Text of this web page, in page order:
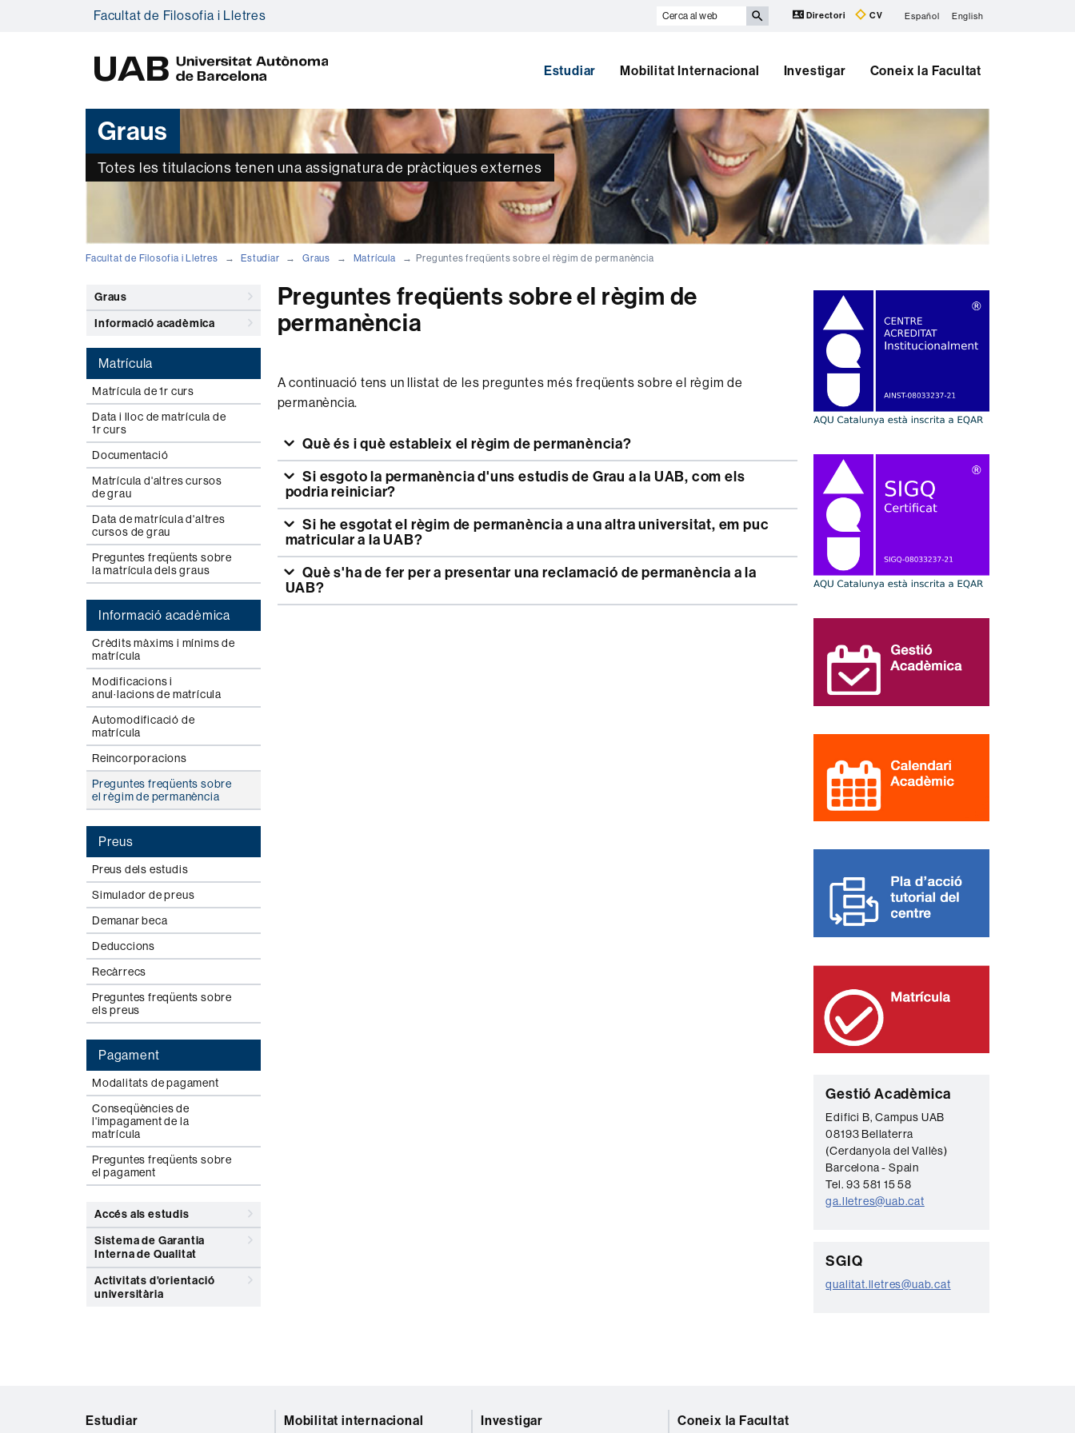
Facultat de Filosofia i Lletres
Cerca
Directori CV Español English
B
Estudiar Mobilitat Internacional Investigar Coneix la Facultat
Graus
Totes les titulacions tenen una assignatura de pràctiques externes
Facultat de Filosofia i Lletres Estudiar Graus Matrícula Preguntes freqüents sobre el règim de permanència
Graus
Informació acadèmica
Matrícula
Matrícula de 1r curs
Data i lloc de matrícula de
1r curs
Documentació
Matrícula d'altres cursos
de grau
Data de matrícula d'altres
cursos de grau
Preguntes freqüents sobre
la matrícula dels graus
Informació acadèmica
Crèdits màxims i mínims de
matrícula
Modificacions i
anul·lacions de matrícula
Automodificació de
matrícula
Reincorporacions
Preguntes freqüents sobre
el règim de permanència
Preus
Preus dels estudis
Simulador de preus
Demanar beca
Deduccions
Recàrrecs
Preguntes freqüents sobre
els preus
Pagament
Modalitats de pagament
Conseqüències de
l'impagament de la
matrícula
Preguntes freqüents sobre
el pagament
Accés als estudis
Sistema de Garantia
Interna de Qualitat
Activitats d'orientació
universitària
Preguntes freqüents sobre el règim de
permanència
A continuació tens un llistat de les preguntes més freqüents sobre el règim de
permanència.
Què és i què estableix el règim de permanència?
Si esgoto la permanència d'uns estudis de Grau a la UAB, com els
podria reiniciar?
Si he esgotat el règim de permanència a una altra universitat, em puc
matricular a la UAB?
Què s'ha de fer per a presentar una reclamació de permanència a la
UAB?
Informació
complementària
C
o
n
t
a
c
e
Gestió Acadèmica
Edifici B, Campus UAB
08193 Bellaterra
(Cerdanyola del Vallès)
Barcelona - Spain
Tel. 93 581 15 58
ga.lletres@uab.cat
C
o
SGIQ
qualitat.lletres@uab.cat
Estudiar Mobilitat internacional Investigar Coneix la Facultat